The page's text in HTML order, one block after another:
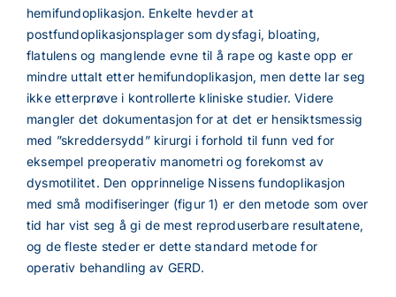
hemifundoplikasjon. Enkelte hevder at
postfundoplikasjonsplager som dysfagi, bloating,
flatulens og manglende evne til å rape og kaste opp er
mindre uttalt etter hemifundoplikasjon, men dette lar seg
ikke etterprøve i kontrollerte kliniske studier. Videre
mangler det dokumentasjon for at det er hensiktsmessig
med ”skreddersydd” kirurgi i forhold til funn ved for
eksempel preoperativ manometri og forekomst av
dysmotilitet. Den opprinnelige Nissens fundoplikasjon
med små modifiseringer (figur 1) er den metode som over
tid har vist seg å gi de mest reproduserbare resultatene,
og de fleste steder er dette standard metode for
operativ behandling av GERD.